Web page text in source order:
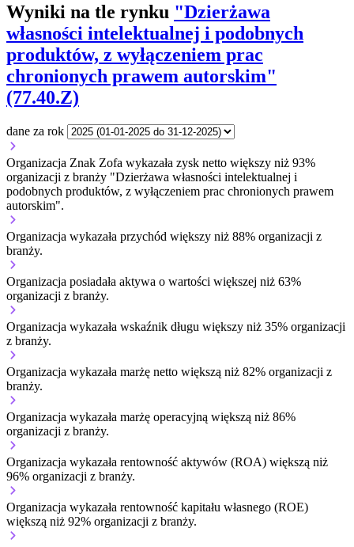
Wyniki na tle rynku "Dzierżawa
własności intelektualnej i podobnych
produktów, z wyłączeniem prac
chronionych prawem autorskim"
(77.40.Z)
dane za rok
Organizacja Znak Zofa wykazała zysk netto większy niż 93%
organizacji z branży "Dzierżawa własności intelektualnej i
podobnych produktów, z wyłączeniem prac chronionych prawem
autorskim".
Organizacja wykazała przychód większy niż 88% organizacji z
branży.
Organizacja posiadała aktywa o wartości większej niż 63%
organizacji z branży.
Organizacja wykazała wskaźnik długu większy niż 35% organizacji
z branży.
Organizacja wykazała marżę netto większą niż 82% organizacji z
branży.
Organizacja wykazała marżę operacyjną większą niż 86%
organizacji z branży.
Organizacja wykazała rentowność aktywów (ROA) większą niż
96% organizacji z branży.
Organizacja wykazała rentowność kapitału własnego (ROE)
większą niż 92% organizacji z branży.